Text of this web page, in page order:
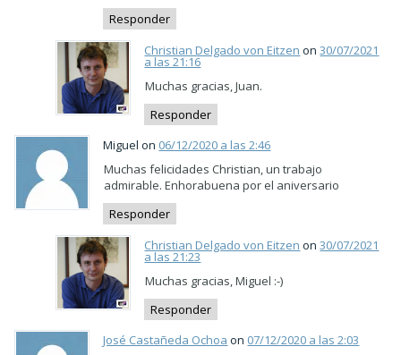
Responder
Christian Delgado von Eitzen on30/07/2021
a las 21:16
Muchas gracias, Juan.
Responder
Miguel on 06/12/2020 a las 2:46
Muchas felicidades Christian, un trabajo
admirable. Enhorabuena por el aniversario
Responder
Christian Delgado von Eitzen on30/07/2021
a las 21:23
Muchas gracias, Miguel :-)
Responder
José Castañeda Ochoa on 07/12/2020 a las 2:03